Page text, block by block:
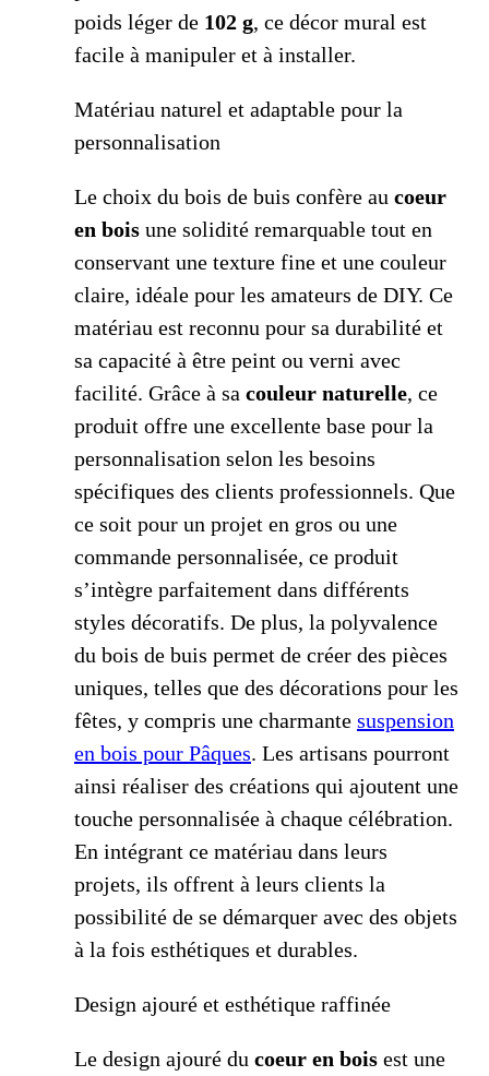
poids léger de 102 g, ce décor mural est
facile à manipuler et à installer.
Matériau naturel et adaptable pour la
personnalisation
Le choix du bois de buis confère au coeur
en bois une solidité remarquable tout en
conservant une texture fine et une couleur
claire, idéale pour les amateurs de DIY. Ce
matériau est reconnu pour sa durabilité et
sa capacité à être peint ou verni avec
facilité. Grâce à sa couleur naturelle, ce
produit offre une excellente base pour la
personnalisation selon les besoins
spécifiques des clients professionnels. Que
ce soit pour un projet en gros ou une
commande personnalisée, ce produit
s’intègre parfaitement dans différents
styles décoratifs. De plus, la polyvalence
du bois de buis permet de créer des pièces
uniques, telles que des décorations pour les
fêtes, y compris une charmante suspension
en bois pour Pâques. Les artisans pourront
ainsi réaliser des créations qui ajoutent une
touche personnalisée à chaque célébration.
En intégrant ce matériau dans leurs
projets, ils offrent à leurs clients la
possibilité de se démarquer avec des objets
à la fois esthétiques et durables.
Design ajouré et esthétique raffinée
Le design ajouré du coeur en bois est une